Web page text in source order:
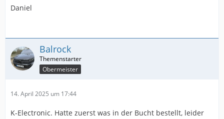
Daniel
Balrock
Obermeister
14. April 2025 um 17:44
K-Electronic. Hatte zuerst was in der Bucht bestellt, leider